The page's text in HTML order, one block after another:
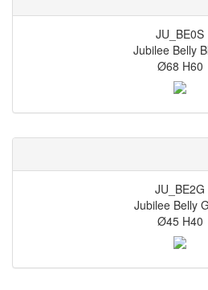
JU_BE0S
Jubilee Belly
Ø68 H60
JU_BE2G
Jubilee Belly
Ø45 H40